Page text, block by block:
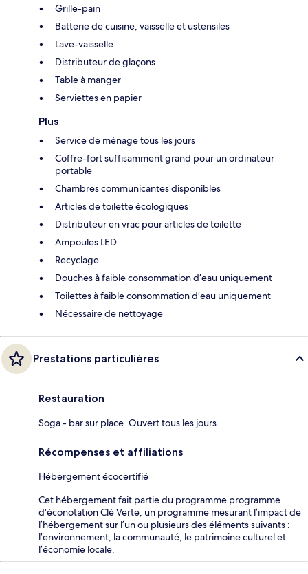
Grille-pain
Batterie de cuisine, vaisselle et ustensiles
Lave-vaisselle
Distributeur de glaçons
Table à manger
Serviettes en papier
Plus
Service de ménage tous les jours
Coffre-fort suffisamment grand pour un ordinateur
portable
Chambres communicantes disponibles
Articles de toilette écologiques
Distributeur en vrac pour articles de toilette
Ampoules LED
Recyclage
Douches à faible consommation d’eau uniquement
Toilettes à faible consommation d’eau uniquement
Nécessaire de nettoyage
Prestations particulières
Restauration
Soga - bar sur place. Ouvert tous les jours.
Récompenses et affiliations
Hébergement écocertifié
Cet hébergement fait partie du programme programme
d'éconotation Clé Verte, un programme mesurant l’impact de
l’hébergement sur l’un ou plusieurs des éléments suivants :
l’environnement, la communauté, le patrimoine culturel et
l’économie locale.